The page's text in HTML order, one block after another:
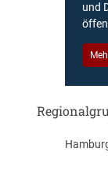
und